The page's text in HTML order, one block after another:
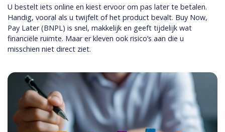
U bestelt iets online en kiest ervoor om pas later te betalen.
Handig, vooral als u twijfelt of het product bevalt. Buy Now,
Pay Later (BNPL) is snel, makkelijk en geeft tijdelijk wat
financiële ruimte. Maar er kleven ook risico’s aan die u
misschien niet direct ziet.